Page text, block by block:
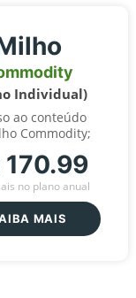
Individual)
ao conteúdo
Commodity;
170.99
no plano anual
MAIS